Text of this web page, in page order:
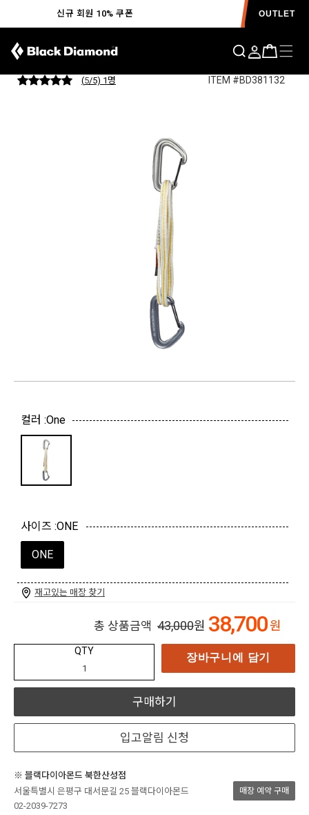
신규 회원 10% 쿠폰 OUTLET
미니와이어 알파인 퀵드로우
(5/5) 1 명 ITEM #BD381132
컬러 :One
사이즈 :ONE
ONE
재고있는 매장 찾기
총 상품금액 43,000원 38,700원
QTY 장바구니에 담기
구매하기
입고알림 신청
※ 블랙다이아몬드 북한산성점
서울특별시 은평구 대서문길 25 블랙다이아몬드
02-2039-7273
매장 예약 구매